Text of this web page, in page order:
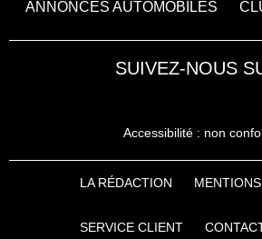
ANNONCES AUTOMOBILES
SUIVEZ-NOUS
Accessibilité : non
LA RÉDACTION
SERVICE CLIENT